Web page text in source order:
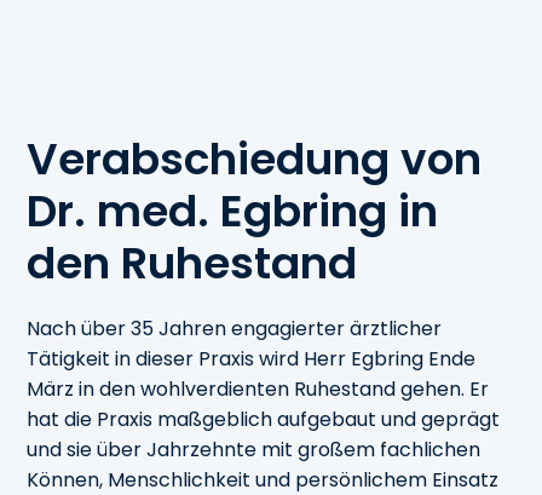
Verabschiedung von
Dr. med. Egbring in
den Ruhestand
Nach über 35 Jahren engagierter ärztlicher
Tätigkeit in dieser Praxis wird Herr Egbring Ende
März in den wohlverdienten Ruhestand gehen. Er
hat die Praxis maßgeblich aufgebaut und geprägt
und sie über Jahrzehnte mit großem fachlichen
Können, Menschlichkeit und persönlichem Einsatz